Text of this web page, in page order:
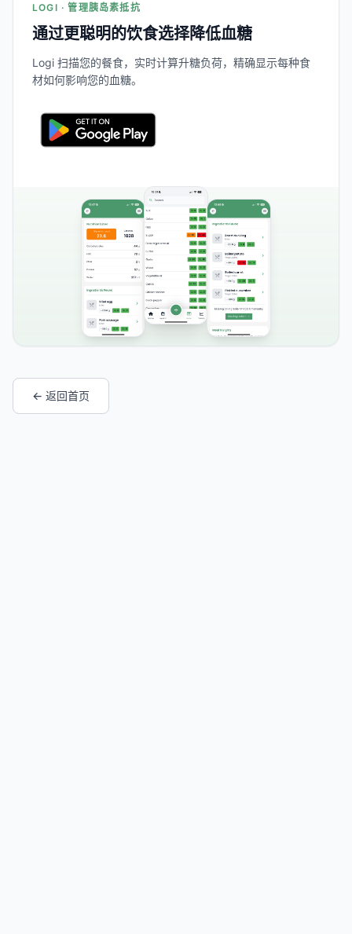
LOGI · 管理胰岛素抵抗
通过更聪明的饮食选择降低血糖
Logi 扫描您的餐食，实时计算升糖负荷，精确显示每种食
材如何影响您的血糖。
← 返回首页